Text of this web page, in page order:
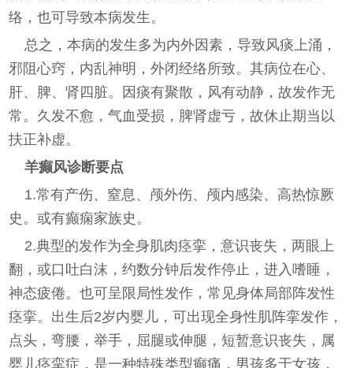
络，也可导致本病发生。
总之，本病的发生多为内外因素，导致风痰上涌，
邪阻心窍，内乱神明，外闭经络所致。其病位在心、
肝、脾、肾四脏。因痰有聚散，风有动静，故发作无
常。久发不愈，气血受损，脾肾虚亏，故休止期当以
扶正补虚。
羊癫风诊断要点
1.常有产伤、窒息、颅外伤、颅内感染、高热惊厥
史。或有癫痫家族史。
2.典型的发作为全身肌肉痉挛，意识丧失，两眼上
翻，或口吐白沫，约数分钟后发作停止，进入嗜睡，
神态疲倦。也可呈限局性发作，常见身体局部阵发性
痉挛。出生后2岁内婴儿，可出现全身性肌阵挛发作，
点头，弯腰，举手，屈腿或伸腿，短暂意识丧失，属
婴儿痉挛症，是一种特殊类型癫痛，男孩多于女孩，